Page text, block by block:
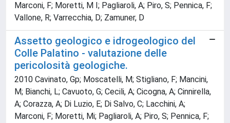
Marconi, F; Moretti, M I; Pagliaroli, A; Piro, S; Pennica, F;
Vallone, R; Varrecchia, D; Zamuner, D
Assetto geologico e idrogeologico del
Colle Palatino - valutazione delle
pericolosità geologiche.
2010 Cavinato, Gp; Moscatelli, M; Stigliano, F; Mancini,
M; Bianchi, L; Cavuoto, G; Cecili, A; Cicogna, A; Cinnirella,
A; Corazza, A; Di Luzio, E; Di Salvo, C; Lacchini, A;
Marconi, F; Moretti, Mi; Pagliaroli, A; Piro, S; Pennica, F;